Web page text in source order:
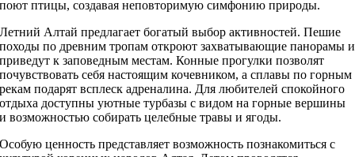
поют птицы, создавая неповторимую симфонию природы.
Летний Алтай предлагает богатый выбор активностей. Пешие
походы по древним тропам откроют захватывающие панорамы и
приведут к заповедным местам. Конные прогулки позволят
почувствовать себя настоящим кочевником, а сплавы по горным
рекам подарят всплеск адреналина. Для любителей спокойного
отдыха доступны уютные турбазы с видом на горные вершины
и возможностью собирать целебные травы и ягоды.
Особую ценность представляет возможность познакомиться с